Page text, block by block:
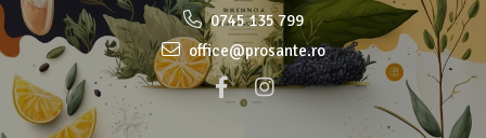
0745 135 799
office@prosante.ro